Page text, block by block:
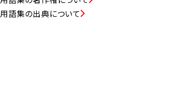
用語集の出典について